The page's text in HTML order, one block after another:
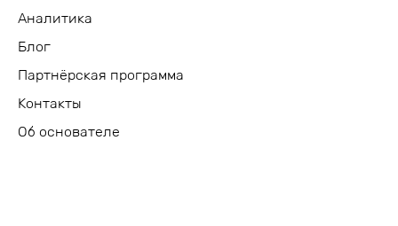
Аналитика
Блог
Партнёрская программа
Контакты
Об основателе